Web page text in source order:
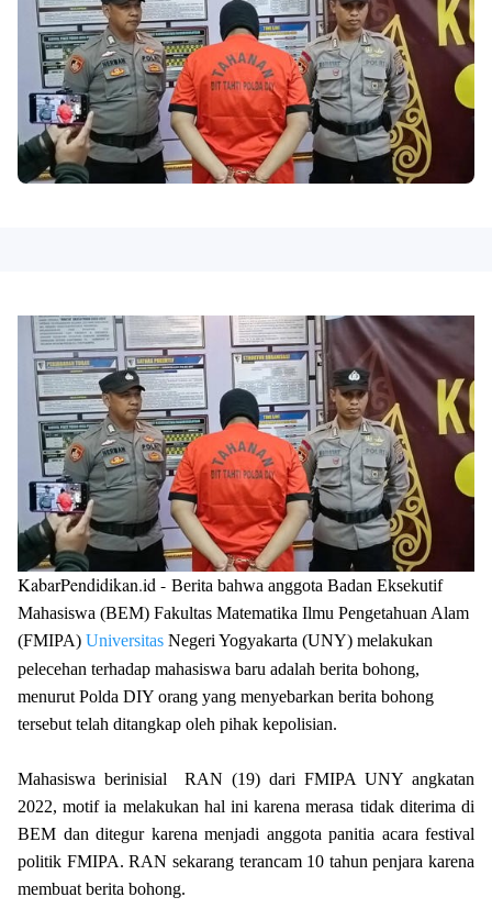
KabarPendidikan.id - Berita bahwa anggota Badan Eksekutif
Mahasiswa (BEM) Fakultas Matematika Ilmu Pengetahuan Alam
(FMIPA) Universitas Negeri Yogyakarta (UNY) melakukan
pelecehan terhadap mahasiswa baru adalah berita bohong,
menurut Polda DIY orang yang menyebarkan berita bohong
tersebut telah ditangkap oleh pihak kepolisian.
Mahasiswa berinisial
RAN (19) dari FMIPA UNY angkatan
2022, motif ia melakukan hal ini karena merasa tidak diterima di
BEM dan ditegur karena menjadi anggota panitia acara festival
politik FMIPA. RAN sekarang terancam 10 tahun penjara karena
membuat berita bohong.